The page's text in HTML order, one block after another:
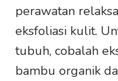
perawatan
eksfoliasi kulit.
tubuh, cobalah
bambu organik